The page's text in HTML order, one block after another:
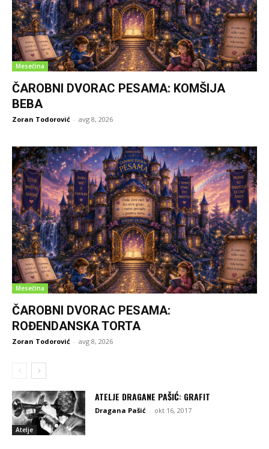
Mesečina
ČAROBNI DVORAC PESAMA: KOMŠIJA
BEBA
Zoran Todorović - avg 8, 2026
Mesečina
ČAROBNI DVORAC PESAMA:
ROĐENDANSKA TORTA
Zoran Todorović - avg 8, 2026
Atelje
ATELJE DRAGANE PAŠIĆ: GRAFIT
Dragana Pašić - okt 16, 2017